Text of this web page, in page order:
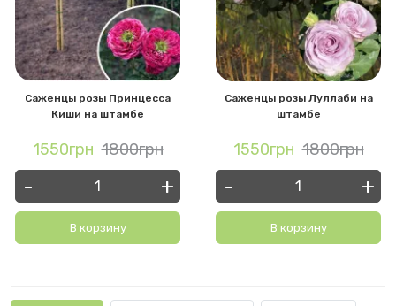
Саженцы розы Принцесса
Киши на штамбе
1550грн 1800грн
- +
В корзину
Саженцы розы Луллаби на
штамбе
1550грн 1800грн
- +
В корзину